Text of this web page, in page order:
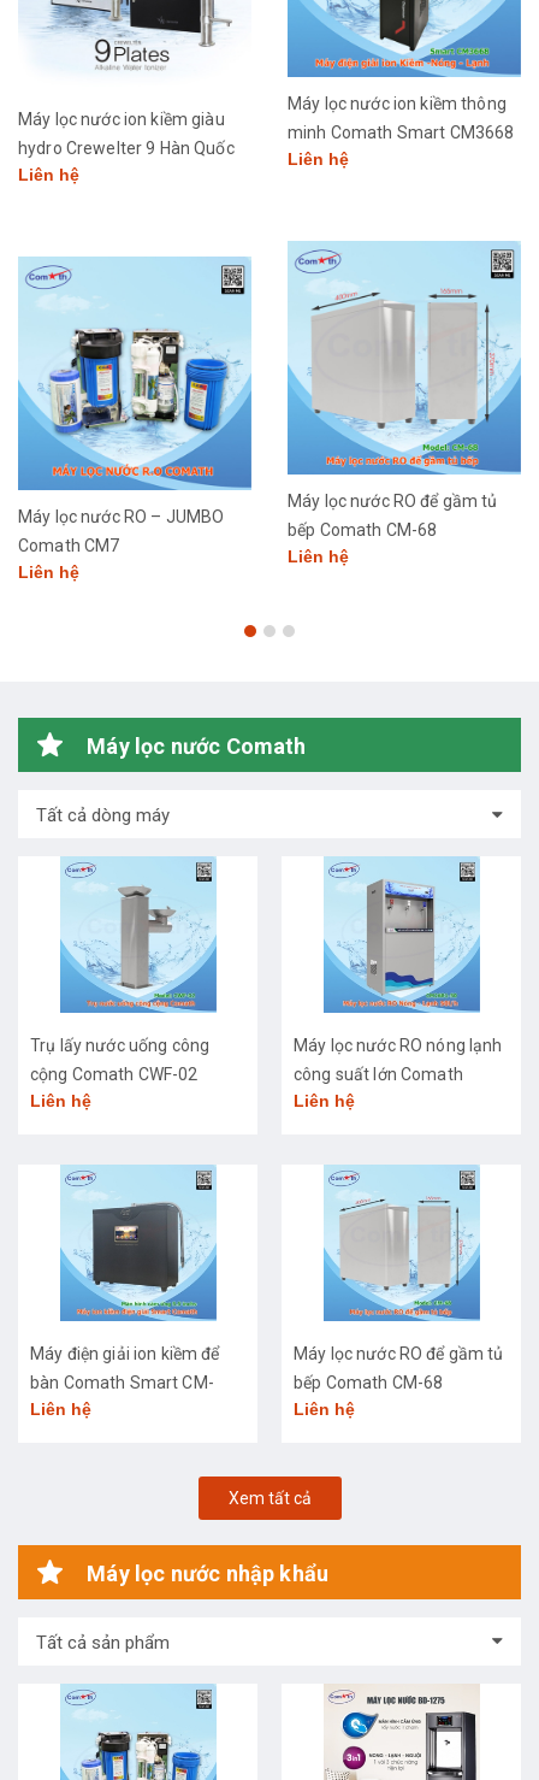
Máy lọc nước ion kiềm giàu
hydro Crewelter 9 Hàn Quốc
Liên hệ
Máy lọc nước RO – JUMBO
Comath CM7
Liên hệ
Máy lọc nước ion kiềm thông
minh Comath Smart CM3668
Liên hệ
Máy lọc nước RO để gầm tủ
bếp Comath CM-68
Liên hệ
Máy lọc nước Comath
Tất cả dòng máy
Trụ lấy nước uống công
cộng Comath CWF-02
Liên hệ
Máy lọc nước RO nóng lạnh
công suất lớn Comath
CM2681-50
Liên hệ
Máy điện giải ion kiềm để
bàn Comath Smart CM-
3668
Liên hệ
Máy lọc nước RO để gầm tủ
bếp Comath CM-68
Liên hệ
Xem tất cả
Máy lọc nước nhập khẩu
Tất cả sản phẩm